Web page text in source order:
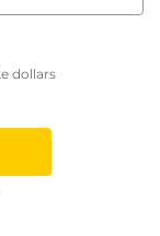
dollars